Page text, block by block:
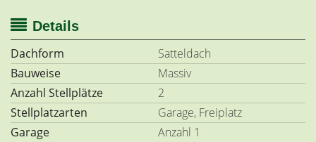
Details
Dachform
Satteldach
Bauweise
Massiv
Anzahl Stellplätze
2
Stellplatzarten
Garage, Freiplatz
Garage
Anzahl 1